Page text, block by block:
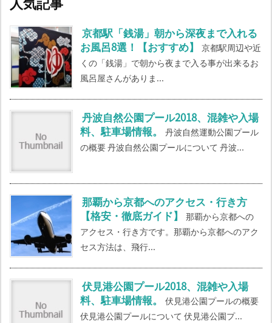
京都駅「銭湯」朝から深夜まで入れる
お風呂8選！【おすすめ】
京都駅周辺や近
くの「銭湯」で朝から夜まで入る事が出来るお
風呂屋さんがありま...
丹波自然公園プール2018、混雑や入場
料、駐車場情報。
丹波自然運動公園プール
の概要 丹波自然公園プールについて 丹波...
那覇から京都へのアクセス・行き方
【格安・徹底ガイド】
那覇から京都への
アクセス・行き方です。那覇から京都へのアク
セス方法は、飛行...
伏見港公園プール2018、混雑や入場
料、駐車場情報。
伏見港公園プールの概要
伏見港公園プールについて 伏見港公園プ...